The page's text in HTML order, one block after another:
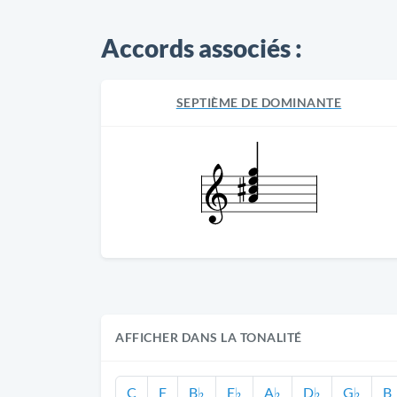
Accords associés :
SEPTIÈME DE DOMINANTE
AFFICHER DANS LA TONALITÉ
C F B♭ E♭ A♭ D♭ G♭ B